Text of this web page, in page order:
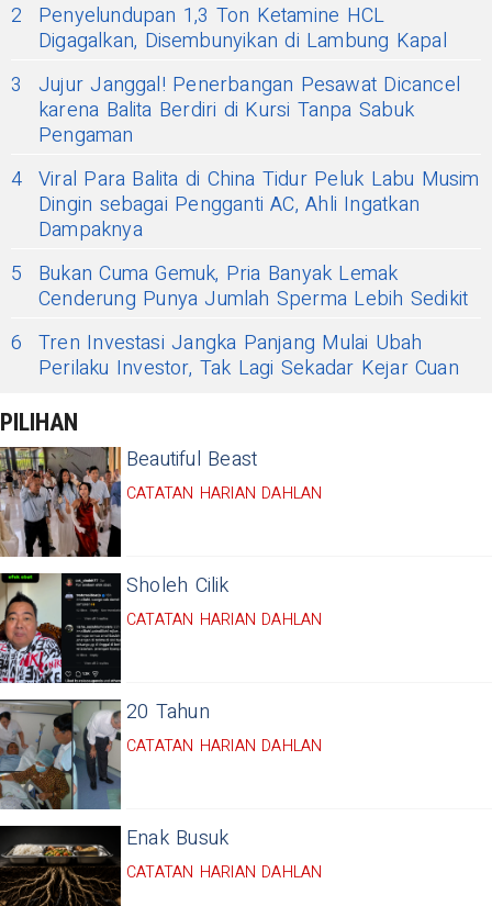
2
Penyelundupan 1,3 Ton Ketamine HCL
Digagalkan, Disembunyikan di Lambung Kapal
3
Jujur Janggal! Penerbangan Pesawat Dicancel
karena Balita Berdiri di Kursi Tanpa Sabuk
Pengaman
4 Viral Para Balita di China Tidur Peluk Labu Musim
Dingin sebagai Pengganti AC, Ahli Ingatkan
Dampaknya
5
Bukan Cuma Gemuk, Pria Banyak Lemak
Cenderung Punya Jumlah Sperma Lebih Sedikit
6 Tren Investasi Jangka Panjang Mulai Ubah
Perilaku Investor, Tak Lagi Sekadar Kejar Cuan
PILIHAN
Beautiful Beast
CATATAN HARIAN DAHLAN
Sholeh Cilik
CATATAN HARIAN DAHLAN
20 Tahun
CATATAN HARIAN DAHLAN
Enak Busuk
CATATAN HARIAN DAHLAN